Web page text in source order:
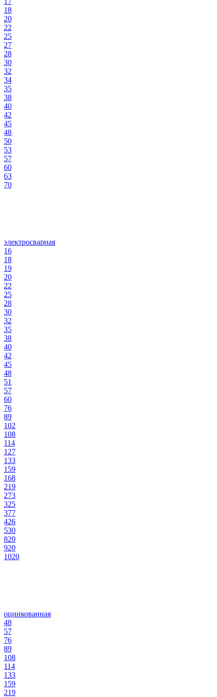
18
20
22
25
27
28
30
32
34
35
38
40
42
45
48
50
53
57
60
63
70
электросварная
16
18
19
20
22
25
28
30
32
35
38
40
42
45
48
51
57
60
76
89
102
108
114
127
133
159
168
219
273
325
377
426
530
820
920
1020
оцинкованная
48
57
76
89
108
114
133
159
219